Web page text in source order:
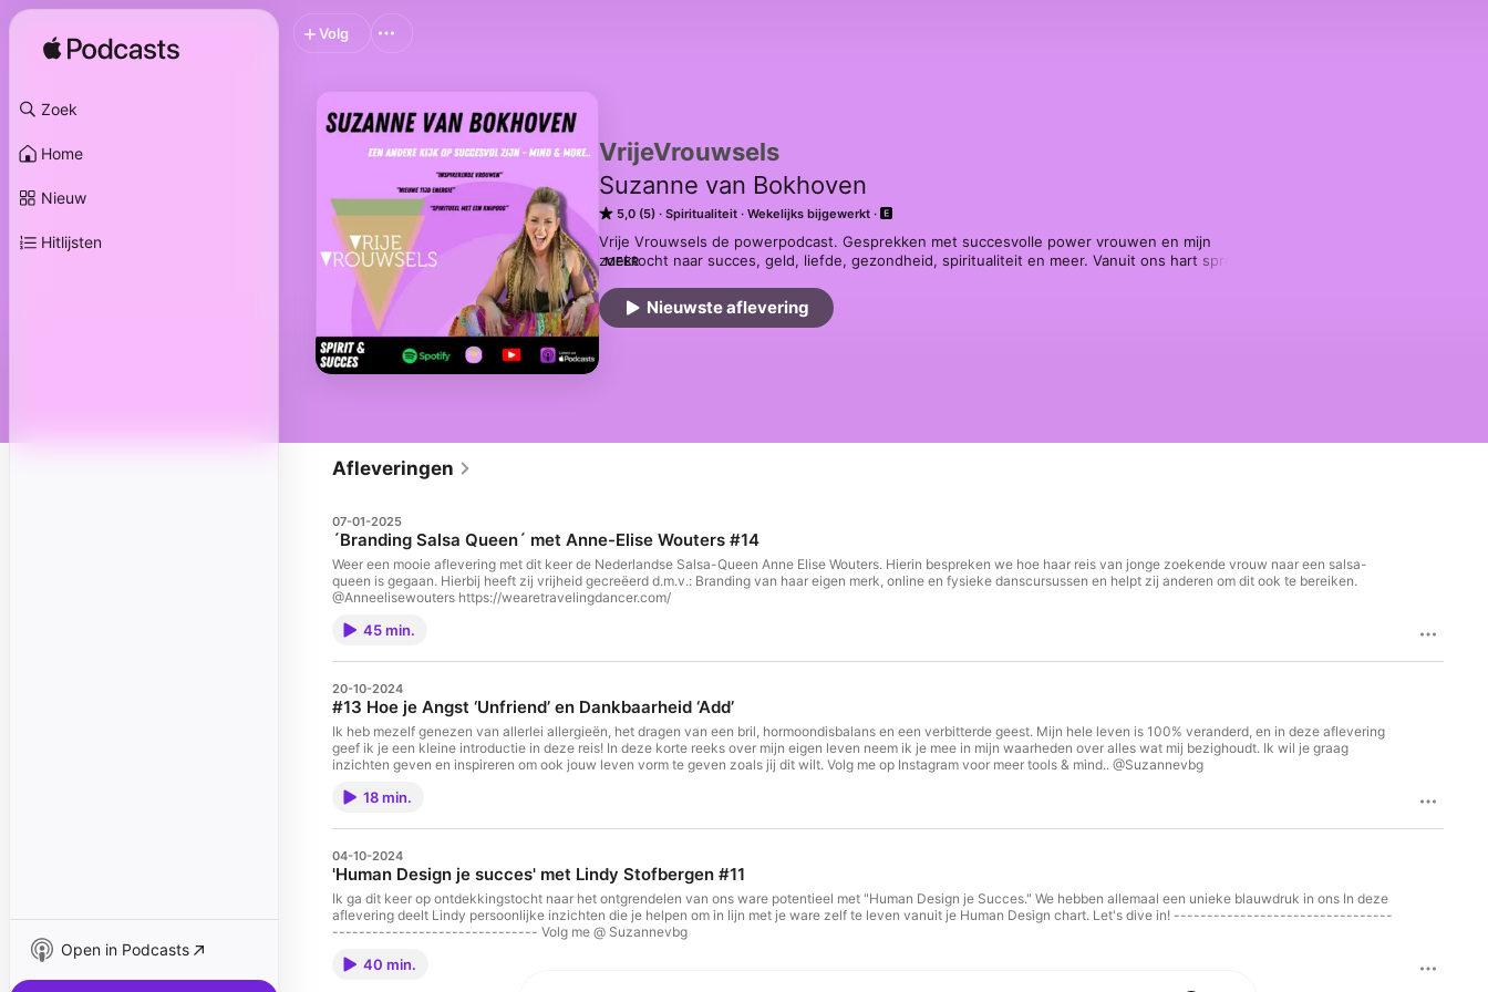
Zoek
Home
Nieuw
Hitlijsten
Open in Podcasts
VrijeVrouwsels
Suzanne van Bokhoven
5,0 (5) Spiritualiteit Wekelijks bijgewerkt
Vrije Vrouwsels de powerpodcast. Gesprekken met succesvolle power vrouwen en mijn
zoektocht naar succes, geld, liefde, gezondheid, spiritualiteit en meer. Vanuit ons hart spreken
zelf bepalen en gaan leven vanuit passie en zelfliefde. Ontdek je ware kracht en potentie
vanuit flow en laat je meenemen in de inzichten, die deze podcast met power je brengt.
MEER
Nieuwste aflevering
Volg
Afleveringen
07-01-2025
´Branding Salsa Queen´ met Anne-Elise Wouters #14
Weer een mooie aflevering met dit keer de Nederlandse Salsa-Queen Anne Elise Wouters. Hierin bespreken we hoe haar reis van jonge zoekende vrouw naar een salsa-
queen is gegaan. Hierbij heeft zij vrijheid gecreëerd d.m.v.: Branding van haar eigen merk, online en fysieke danscursussen en helpt zij anderen om dit ook te bereiken.
@Anneelisewouters https://wearetravelingdancer.com/
45 min.
20-10-2024
#13 Hoe je Angst ‘Unfriend’ en Dankbaarheid ‘Add’
Ik heb mezelf genezen van allerlei allergieën, het dragen van een bril, hormoondisbalans en een verbitterde geest. Mijn hele leven is 100% veranderd, en in deze aflevering
geef ik je een kleine introductie in deze reis! In deze korte reeks over mijn eigen leven neem ik je mee in mijn waarheden over alles wat mij bezighoudt. Ik wil je graag
inzichten geven en inspireren om ook jouw leven vorm te geven zoals jij dit wilt. Volg me op Instagram voor meer tools & mind.. @Suzannevbg
18 min.
04-10-2024
'Human Design je succes' met Lindy Stofbergen #11
Ik ga dit keer op ontdekkingstocht naar het ontgrendelen van ons ware potentieel met "Human Design je Succes." We hebben allemaal een unieke blauwdruk in ons In deze
aflevering deelt Lindy persoonlijke inzichten die je helpen om in lijn met je ware zelf te leven vanuit je Human Design chart. Let's dive in! ---------------------------------
------------------------------- Volg me @ Suzannevbg
40 min.